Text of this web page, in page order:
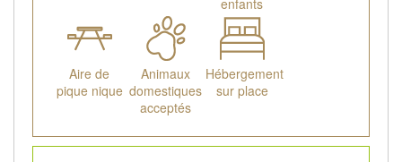
enfants
Aire de
pique nique
Animaux
domestiques
acceptés
Hébergement
sur place